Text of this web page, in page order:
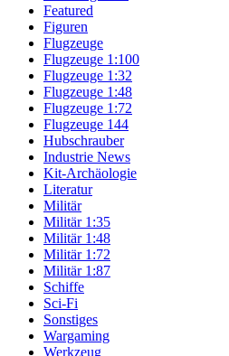
Featured
Figuren
Flugzeuge
Flugzeuge 1:100
Flugzeuge 1:32
Flugzeuge 1:48
Flugzeuge 1:72
Flugzeuge 144
Hubschrauber
Industrie News
Kit-Archäologie
Literatur
Militär
Militär 1:35
Militär 1:48
Militär 1:72
Militär 1:87
Schiffe
Sci-Fi
Sonstiges
Wargaming
Werkzeug